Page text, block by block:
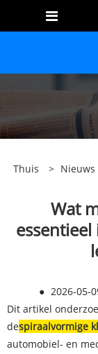
Thuis > Nieuws
Wat
● 2026-05-
Dit artikel
despiraalvormige
automobiel- en